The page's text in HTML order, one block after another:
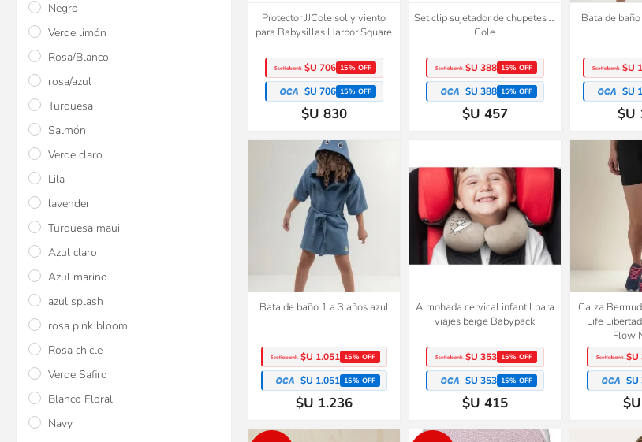
Protector JJCole sol y viento
para Babysillas Harbor Square
$U 706 15% OFF
$U 706 15% OFF
$U 830
Set clip sujetador de chupetes JJ
Cole
$U 388 15% OFF
$U 388 15% OFF
$U 457
Bata de
$U
$U
$U
Bata de baño 1 a 3 años azul
$U 1.051 15% OFF
$U 1.051 15% OFF
$U 1.236
Almohada cervical infantil para
viajes beige Babypack
$U 353 15% OFF
$U 353 15% OFF
$U 415
Calza
Life
Flow
$U
$U
Negro
Verde limón
Rosa/Blanco
rosa/azul
Turquesa
Salmón
Verde claro
Lila
lavender
Turquesa maui
Azul claro
Azul marino
azul splash
rosa pink bloom
Rosa chicle
Verde Safiro
Blanco Floral
Navy